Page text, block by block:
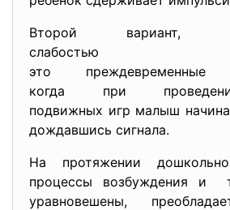
Второй вариант,
слабостью
это
когда при
подвижных игр малыш
дождавшись сигнала.
На протяжении
процессы возбуждения и
уравновешены,